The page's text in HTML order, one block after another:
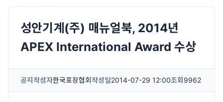
성안기계(주) 매뉴얼북, 2014년
APEX International Award 수상
공지 작성자한국포장협회작성일2014-07-29 12:00조회 9962